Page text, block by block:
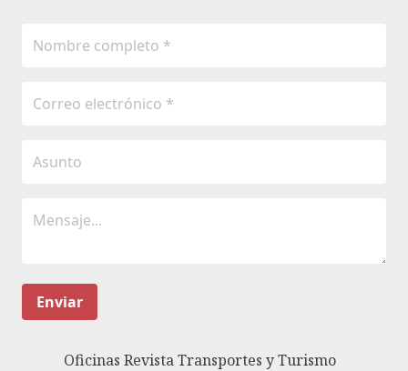
Enviar
Oficinas Revista Transportes y Turismo